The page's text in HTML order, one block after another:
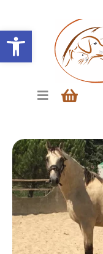
Ouvrir la barre d’outils